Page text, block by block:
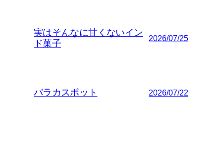
実はそんなに甘くないイン
ド菓子
2026/07/25
バラカスポット 2026/07/22